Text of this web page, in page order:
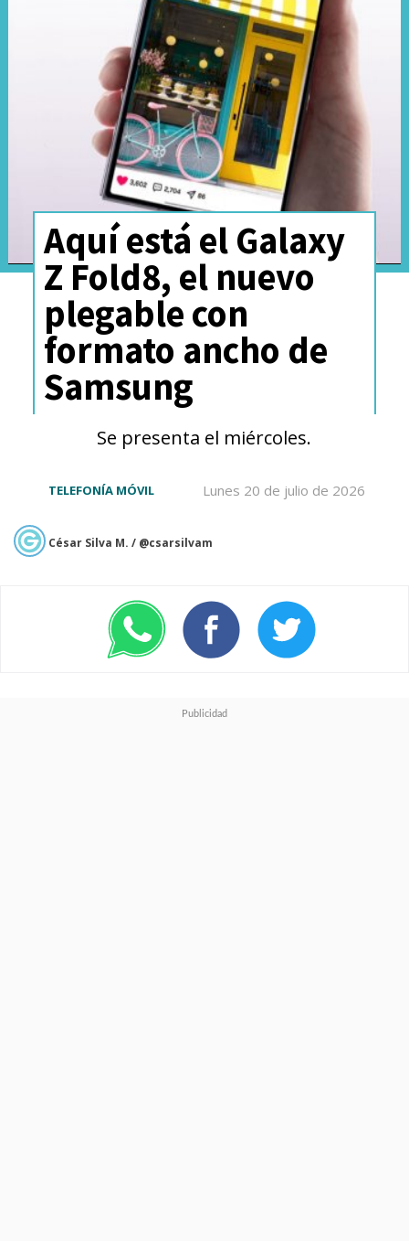
Aquí está el Galaxy
Z Fold8, el nuevo
plegable con
formato ancho de
Samsung
Se presenta el miércoles.
Lunes 20 de julio de 2026
TELEFONÍA MÓVIL
César Silva M. / @csarsilvam